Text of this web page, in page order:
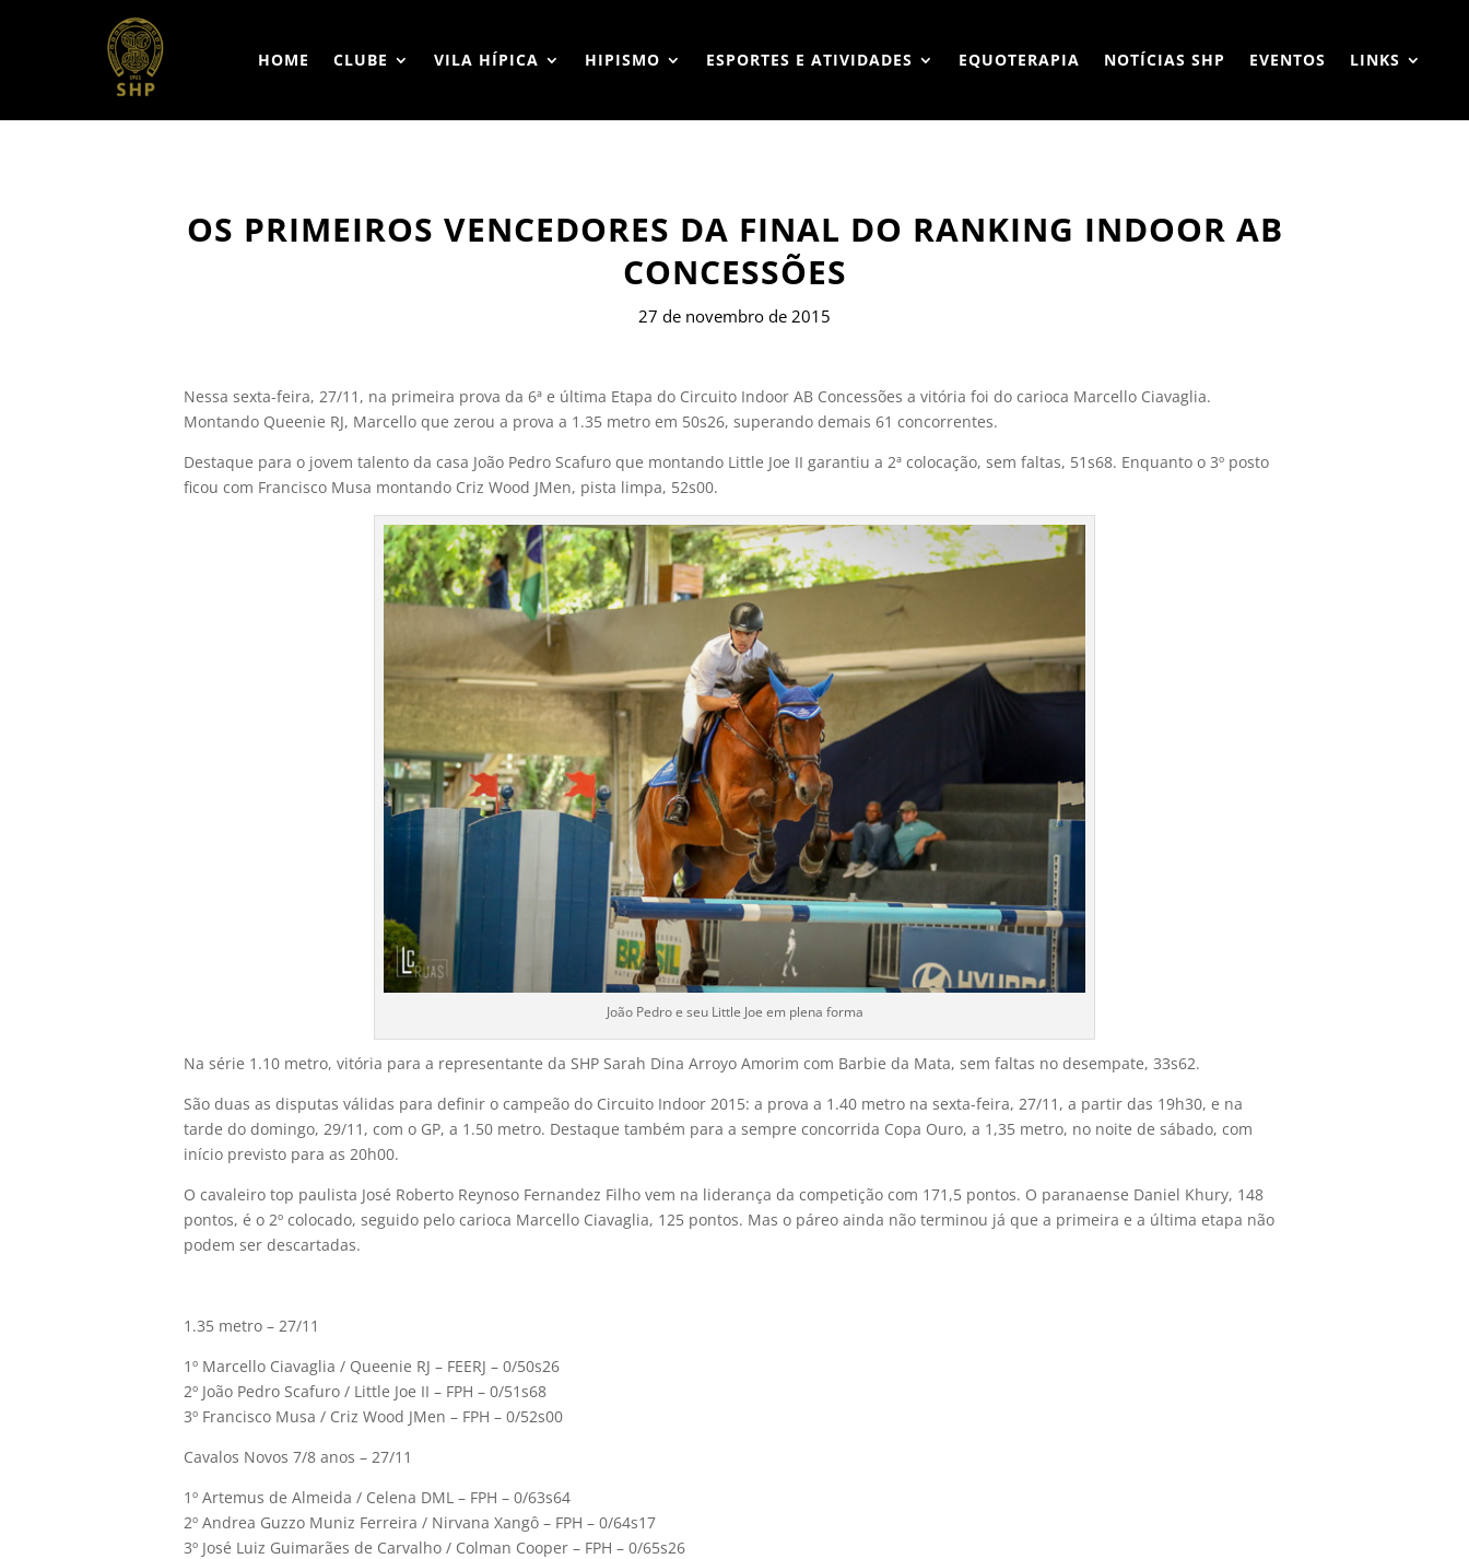
HOME CLUBE VILA HÍPICA HIPISMO ESPORTES E ATIVIDADES EQUOTERAPIA NOTÍCIAS SHP EVENTOS LINKS
OS PRIMEIROS VENCEDORES DA FINAL DO RANKING INDOOR AB
CONCESSÕES
27 de novembro de 2015
Nessa sexta-feira, 27/11, na primeira prova da 6ª e última Etapa do Circuito Indoor AB Concessões a vitória foi do carioca Marcello Ciavaglia.
Montando Queenie RJ, Marcello que zerou a prova a 1.35 metro em 50s26, superando demais 61 concorrentes.
Destaque para o jovem talento da casa João Pedro Scafuro que montando Little Joe II garantiu a 2ª colocação, sem faltas, 51s68. Enquanto o 3º posto
ficou com Francisco Musa montando Criz Wood JMen, pista limpa, 52s00.
João Pedro e seu Little Joe em plena forma
Na série 1.10 metro, vitória para a representante da SHP Sarah Dina Arroyo Amorim com Barbie da Mata, sem faltas no desempate, 33s62.
São duas as disputas válidas para definir o campeão do Circuito Indoor 2015: a prova a 1.40 metro na sexta-feira, 27/11, a partir das 19h30, e na
tarde do domingo, 29/11, com o GP, a 1.50 metro. Destaque também para a sempre concorrida Copa Ouro, a 1,35 metro, no noite de sábado, com
início previsto para as 20h00.
O cavaleiro top paulista José Roberto Reynoso Fernandez Filho vem na liderança da competição com 171,5 pontos. O paranaense Daniel Khury, 148
pontos, é o 2º colocado, seguido pelo carioca Marcello Ciavaglia, 125 pontos. Mas o páreo ainda não terminou já que a primeira e a última etapa não
podem ser descartadas.
1.35 metro – 27/11
1º Marcello Ciavaglia / Queenie RJ – FEERJ – 0/50s26
2º João Pedro Scafuro / Little Joe II – FPH – 0/51s68
3º Francisco Musa / Criz Wood JMen – FPH – 0/52s00
Cavalos Novos 7/8 anos – 27/11
1º Artemus de Almeida / Celena DML – FPH – 0/63s64
2º Andrea Guzzo Muniz Ferreira / Nirvana Xangô – FPH – 0/64s17
3º José Luiz Guimarães de Carvalho / Colman Cooper – FPH – 0/65s26